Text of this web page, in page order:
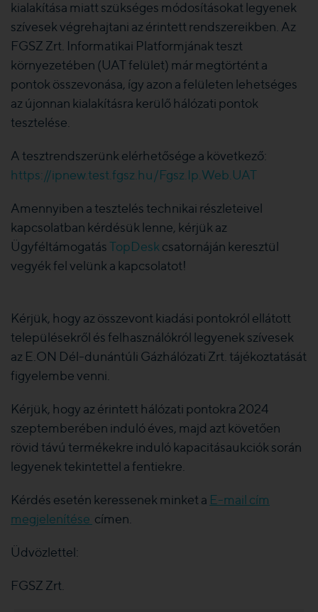
kialakítása miatt szükséges módosításokat legyenek
szívesek végrehajtani az érintett rendszereikben. Az
FGSZ Zrt. Informatikai Platformjának teszt
környezetében (UAT felület) már megtörtént a
pontok összevonása, így azon a felületen lehetséges
az újonnan kialakításra kerülő hálózati pontok
tesztelése.
A tesztrendszerünk elérhetősége a következő:
https://ipnew.test.fgsz.hu/Fgsz.Ip.Web.UAT
Amennyiben a tesztelés technikai részleteivel
kapcsolatban kérdésük lenne, kérjük az
ÜgyféltámogatásTopDesk csatornáján keresztül
vegyék fel velünk a kapcsolatot!
Kérjük, hogy az összevont kiadási pontokról ellátott
településekről és felhasználókról legyenek szívesek
az E.ON Dél-dunántúli Gázhálózati Zrt. tájékoztatását
figyelembe venni.
Kérjük, hogy az érintett hálózati pontokra 2024
szeptemberében induló éves, majd azt követően
rövid távú termékekre induló kapacitásaukciók során
legyenek tekintettel a fentiekre.
Kérdés esetén keressenek minket a E-mail cím
megjelenítése címen.
Üdvözlettel:
FGSZ Zrt.